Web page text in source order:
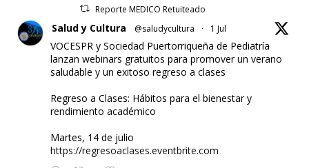
Reporte MEDICO Retuiteado
Salud y Cultura @saludycultura · 1 Jul
VOCESPR y Sociedad Puertorriqueña de Pediatría
lanzan webinars gratuitos para promover un verano
saludable y un exitoso regreso a clases
Regreso a Clases: Hábitos para el bienestar y
rendimiento académico
Martes, 14 de julio
https://regresoaclases.eventbrite.com